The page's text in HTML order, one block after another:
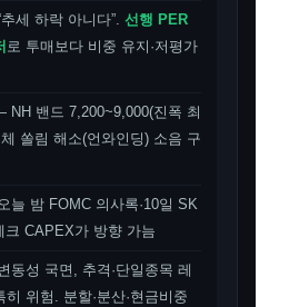
세 하락 아니다”. 선행 PER
로 투매보다 비중 유지·저평가
NH 밴드 7,200~9,000(진폭 최
쏠림 해소(언와인딩) 소음 구
늘 밤 FOMC 의사록·10일 SK
크 CAPEX가 방향 가늠
동성 국면, 추격·단일종목 레
히 위험. 분할·분산·현금비중